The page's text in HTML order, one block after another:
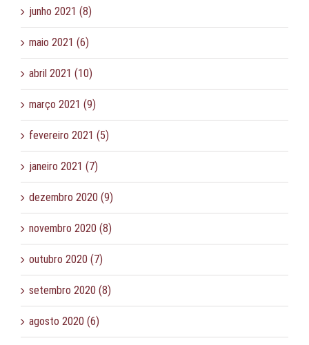
junho 2021 (8)
maio 2021 (6)
abril 2021 (10)
março 2021 (9)
fevereiro 2021 (5)
janeiro 2021 (7)
dezembro 2020 (9)
novembro 2020 (8)
outubro 2020 (7)
setembro 2020 (8)
agosto 2020 (6)